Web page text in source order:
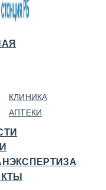
КЛИНИКА
АПТЕКИ